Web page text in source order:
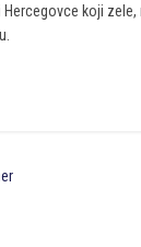
koji